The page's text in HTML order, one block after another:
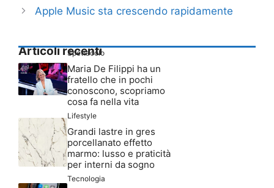
Apple Music sta crescendo rapidamente
Articoli recenti
Spettacolo
Maria De Filippi ha un
fratello che in pochi
conoscono, scopriamo
cosa fa nella vita
Lifestyle
Grandi lastre in gres
porcellanato effetto
marmo: lusso e praticità
per interni da sogno
Tecnologia